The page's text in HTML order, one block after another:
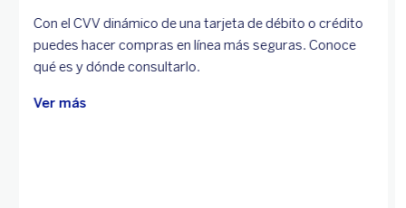
Con el CVV dinámico de una tarjeta de débito o crédito
puedes hacer compras en línea más seguras. Conoce
qué es y dónde consultarlo.
Ver más